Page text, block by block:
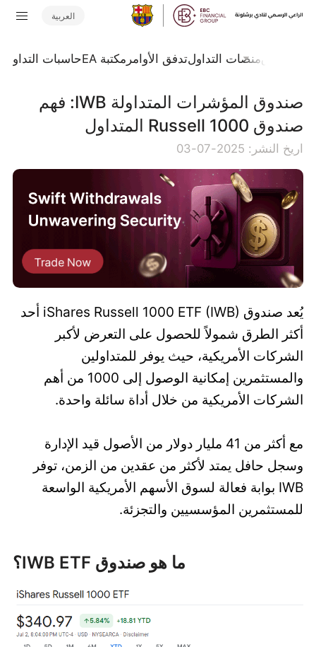
العربية
السوقمنصات التداولتدفق الأوامر مكتبة EA حاسبات التداول
صندوق المؤشرات المتداولة IWB: فهم
صندوق Russell 1000 المتداول
اريخ النشر: 2025-07-03
يُعد صندوق iShares Russell 1000 ETF (IWB) أحد
أكثر الطرق شمولاً للحصول على التعرض لأكبر
الشركات الأمريكية، حيث يوفر للمتداولين
والمستثمرين إمكانية الوصول إلى 1000 من أهم
الشركات الأمريكية من خلال أداة سائلة واحدة.
مع أكثر من 41 مليار دولار من الأصول قيد الإدارة
وسجل حافل يمتد لأكثر من عقدين من الزمن، توفر
IWB بوابة فعالة لسوق الأسهم الأمريكية الواسعة
للمستثمرين المؤسسيين والتجزئة.
ما هو صندوق IWB ETF؟